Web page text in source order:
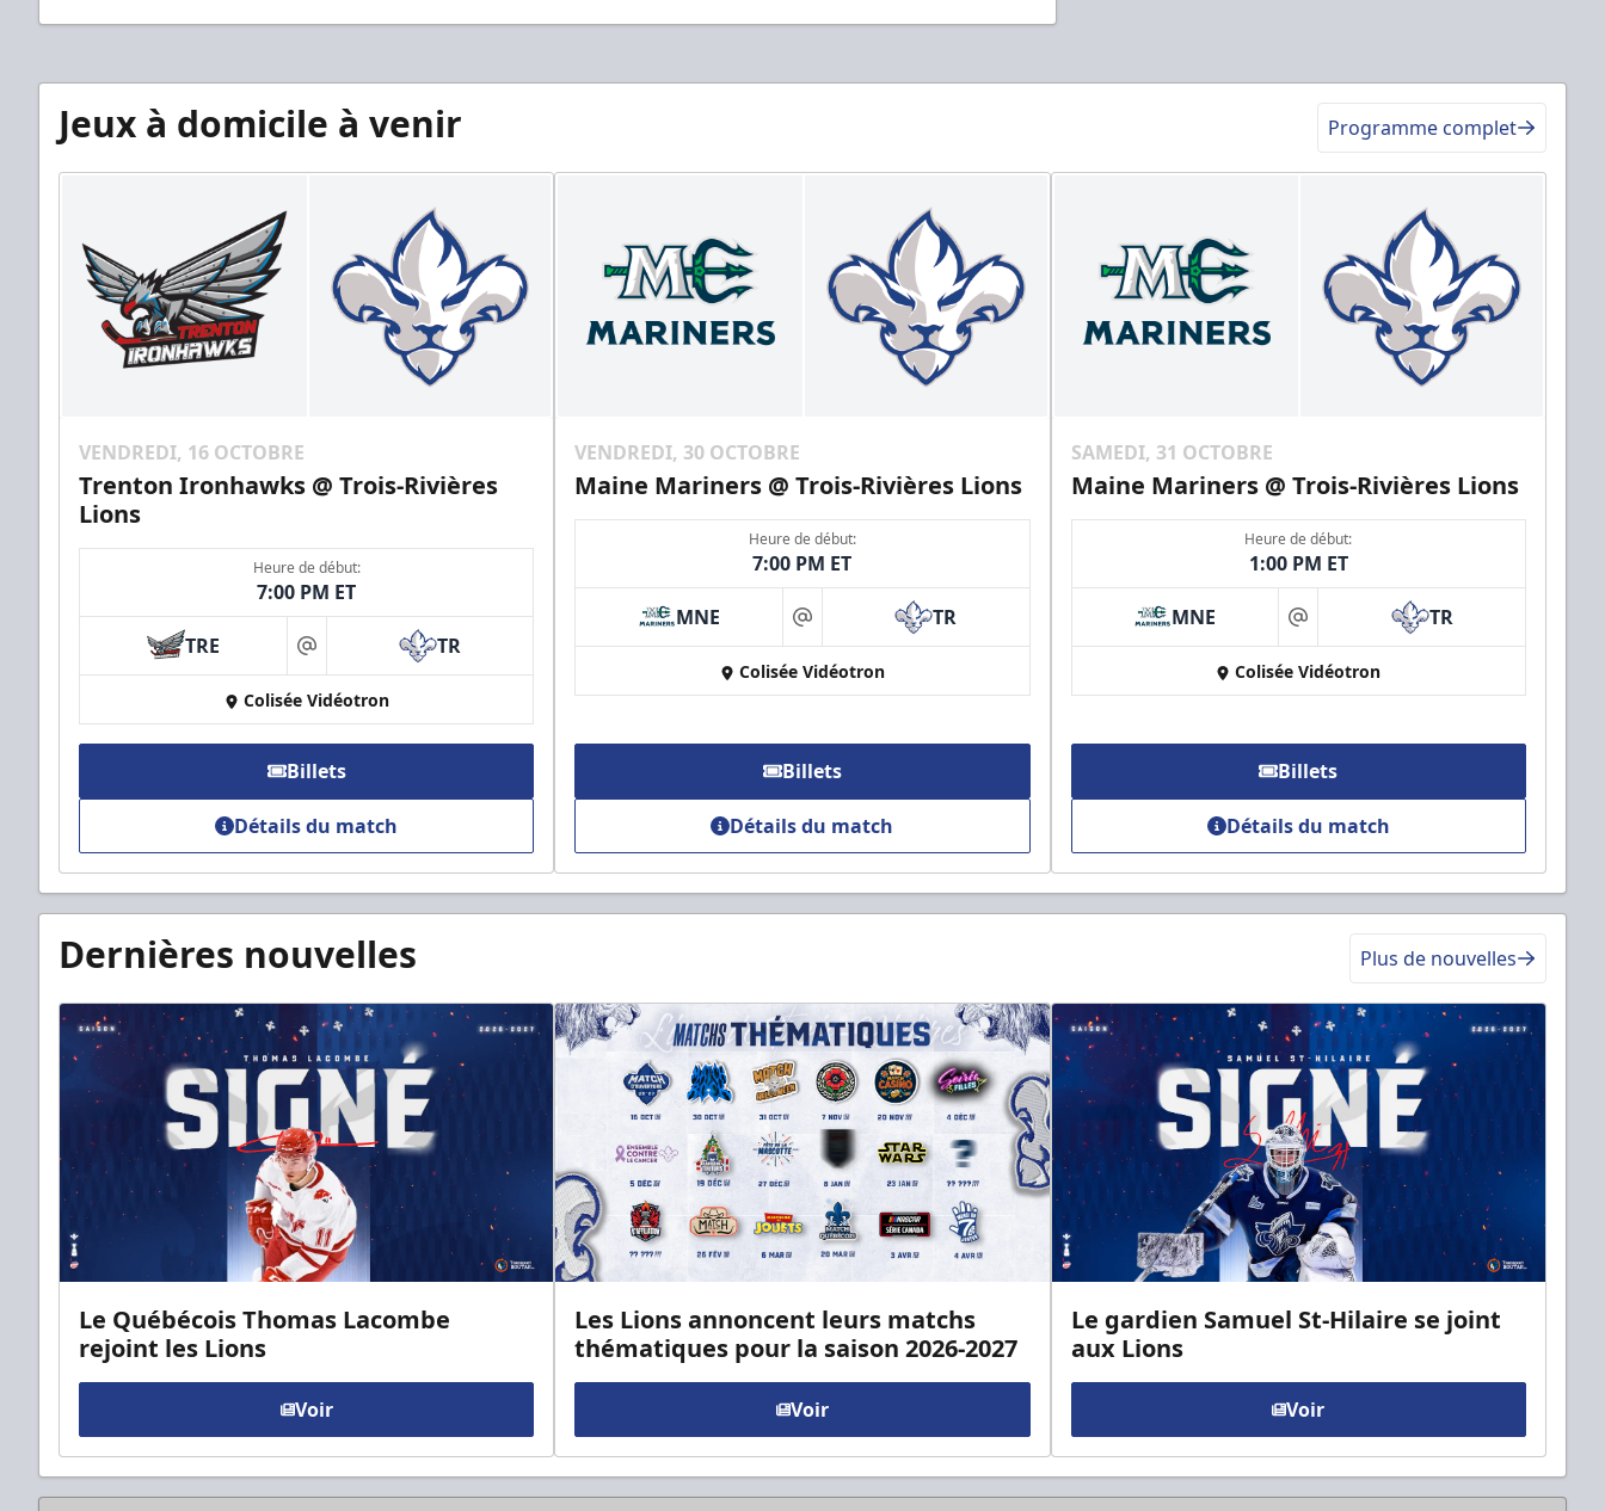
Jeux à domicile à venir Programme complet
VENDREDI, 16 OCTOBRE
Trenton Ironhawks @ Trois-Rivières
Lions
Heure de début:
7:00 PM ET
TRE at TR
Colisée Vidéotron
Billets
Détails du match
VENDREDI, 30 OCTOBRE
Maine Mariners @ Trois-Rivières Lions
Heure de début:
7:00 PM ET
MNE at TR
Colisée Vidéotron
Billets
Détails du match
SAMEDI, 31 OCTOBRE
Maine Mariners @ Trois-Rivières Lions
Heure de début:
1:00 PM ET
MNE at TR
Colisée Vidéotron
Billets
Détails du match
Dernières nouvelles Plus de nouvelles
Le Québécois Thomas Lacombe
rejoint les Lions
Voir
Les Lions annoncent leurs matchs
thématiques pour la saison 2026-2027
Voir
Le gardien Samuel St-Hilaire se joint
aux Lions
Voir